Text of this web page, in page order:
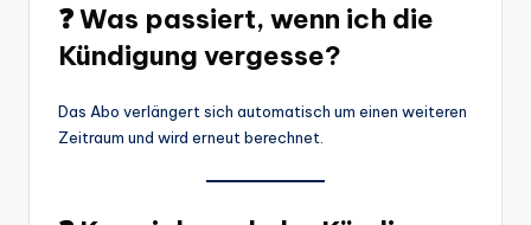
❓ Was passiert, wenn ich die
Kündigung vergesse?
Das Abo verlängert sich automatisch um einen weiteren
Zeitraum und wird erneut berechnet.